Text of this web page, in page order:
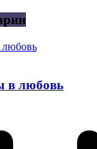
в любовь